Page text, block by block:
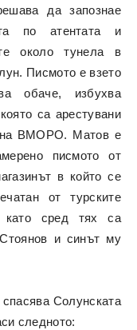
да запознае
по атентата и
около тунела в
Писмото е взето
обаче, избухва
са арестувани
на ВМОРО. Матов е
писмото от
в който се
от турските
като сред тях са
и синът му
Солунската
следното: